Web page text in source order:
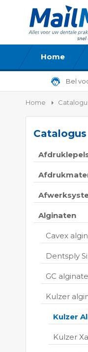
Home
Bel
Home
Catalogus
Alginaten
Cavex
Dentsply
GC
Kulzer
Kulzer
Kulzer